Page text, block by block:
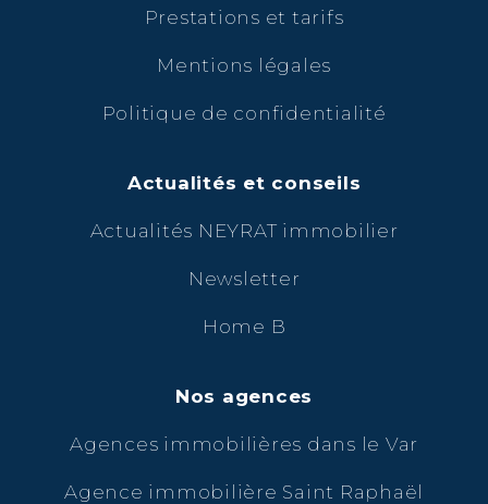
Prestations et tarifs
Mentions légales
Politique de confidentialité
Actualités et conseils
Actualités NEYRAT immobilier
Newsletter
Home B
Nos agences
Agences immobilières dans le Var
Agence immobilière Saint Raphaël